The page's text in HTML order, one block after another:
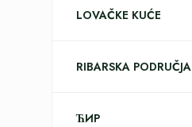
LOVAČKE KUĆE
RIBARSKA PODRUČJA
ЋИР